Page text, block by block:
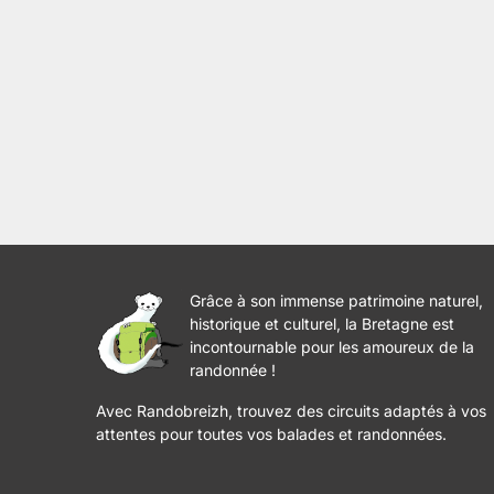
Grâce à son immense patrimoine naturel,
historique et culturel, la Bretagne est
incontournable pour les amoureux de la
randonnée !
Avec Randobreizh, trouvez des circuits adaptés à vos
attentes pour toutes vos balades et randonnées.